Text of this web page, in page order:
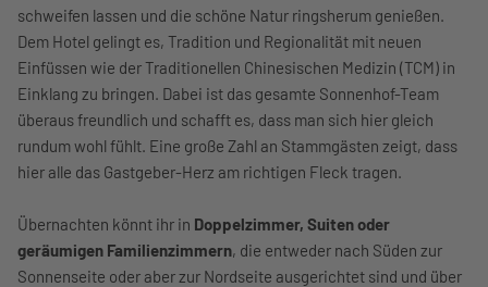
schweifen lassen und die schöne Natur ringsherum genießen.
Dem Hotel gelingt es, Tradition und Regionalität mit neuen
Einfüssen wie der Traditionellen Chinesischen Medizin (TCM) in
Einklang zu bringen. Dabei ist das gesamte Sonnenhof-Team
überaus freundlich und schafft es, dass man sich hier gleich
rundum wohl fühlt. Eine große Zahl an Stammgästen zeigt, dass
hier alle das Gastgeber-Herz am richtigen Fleck tragen.
Übernachten könnt ihr in Doppelzimmer, Suiten oder
geräumigen Familienzimmern, die entweder nach Süden zur
Sonnenseite oder aber zur Nordseite ausgerichtet sind und über